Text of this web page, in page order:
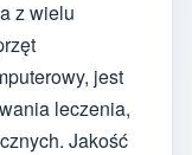
z wielu
jest
leczenia,
Jakość